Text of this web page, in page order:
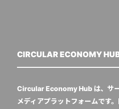
CIRCULAR ECONOMY
Circular Economy Hub は、サ
メディアプラットフォームです